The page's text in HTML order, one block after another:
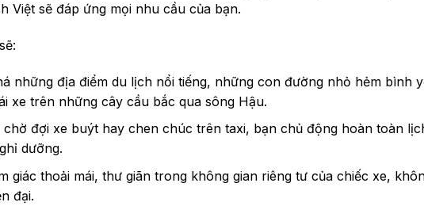
Việt sẽ đáp ứng mọi nhu cầu của bạn.
những địa điểm du lịch nổi tiếng, những con đường nhỏ hẻm bình
xe trên những cây cầu bắc qua sông Hậu.
chờ đợi xe buýt hay chen chúc trên taxi, bạn chủ động hoàn toàn
dưỡng.
giác thoải mái, thư giãn trong không gian riêng tư của chiếc xe,
đại.